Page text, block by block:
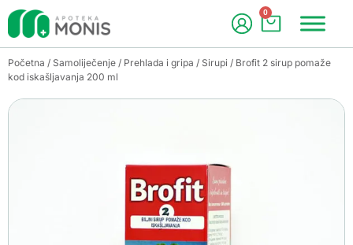
0
Početna / Samoliječenje / Prehlada i gripa / Sirupi / Brofit 2 sirup pomaže
kod iskašljavanja 200 ml